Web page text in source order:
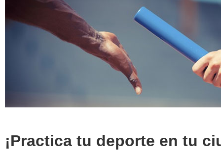
¡Practica tu deporte en tu